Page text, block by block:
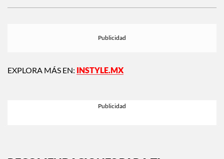
Siguiente:Dua Lipa anuncia una película